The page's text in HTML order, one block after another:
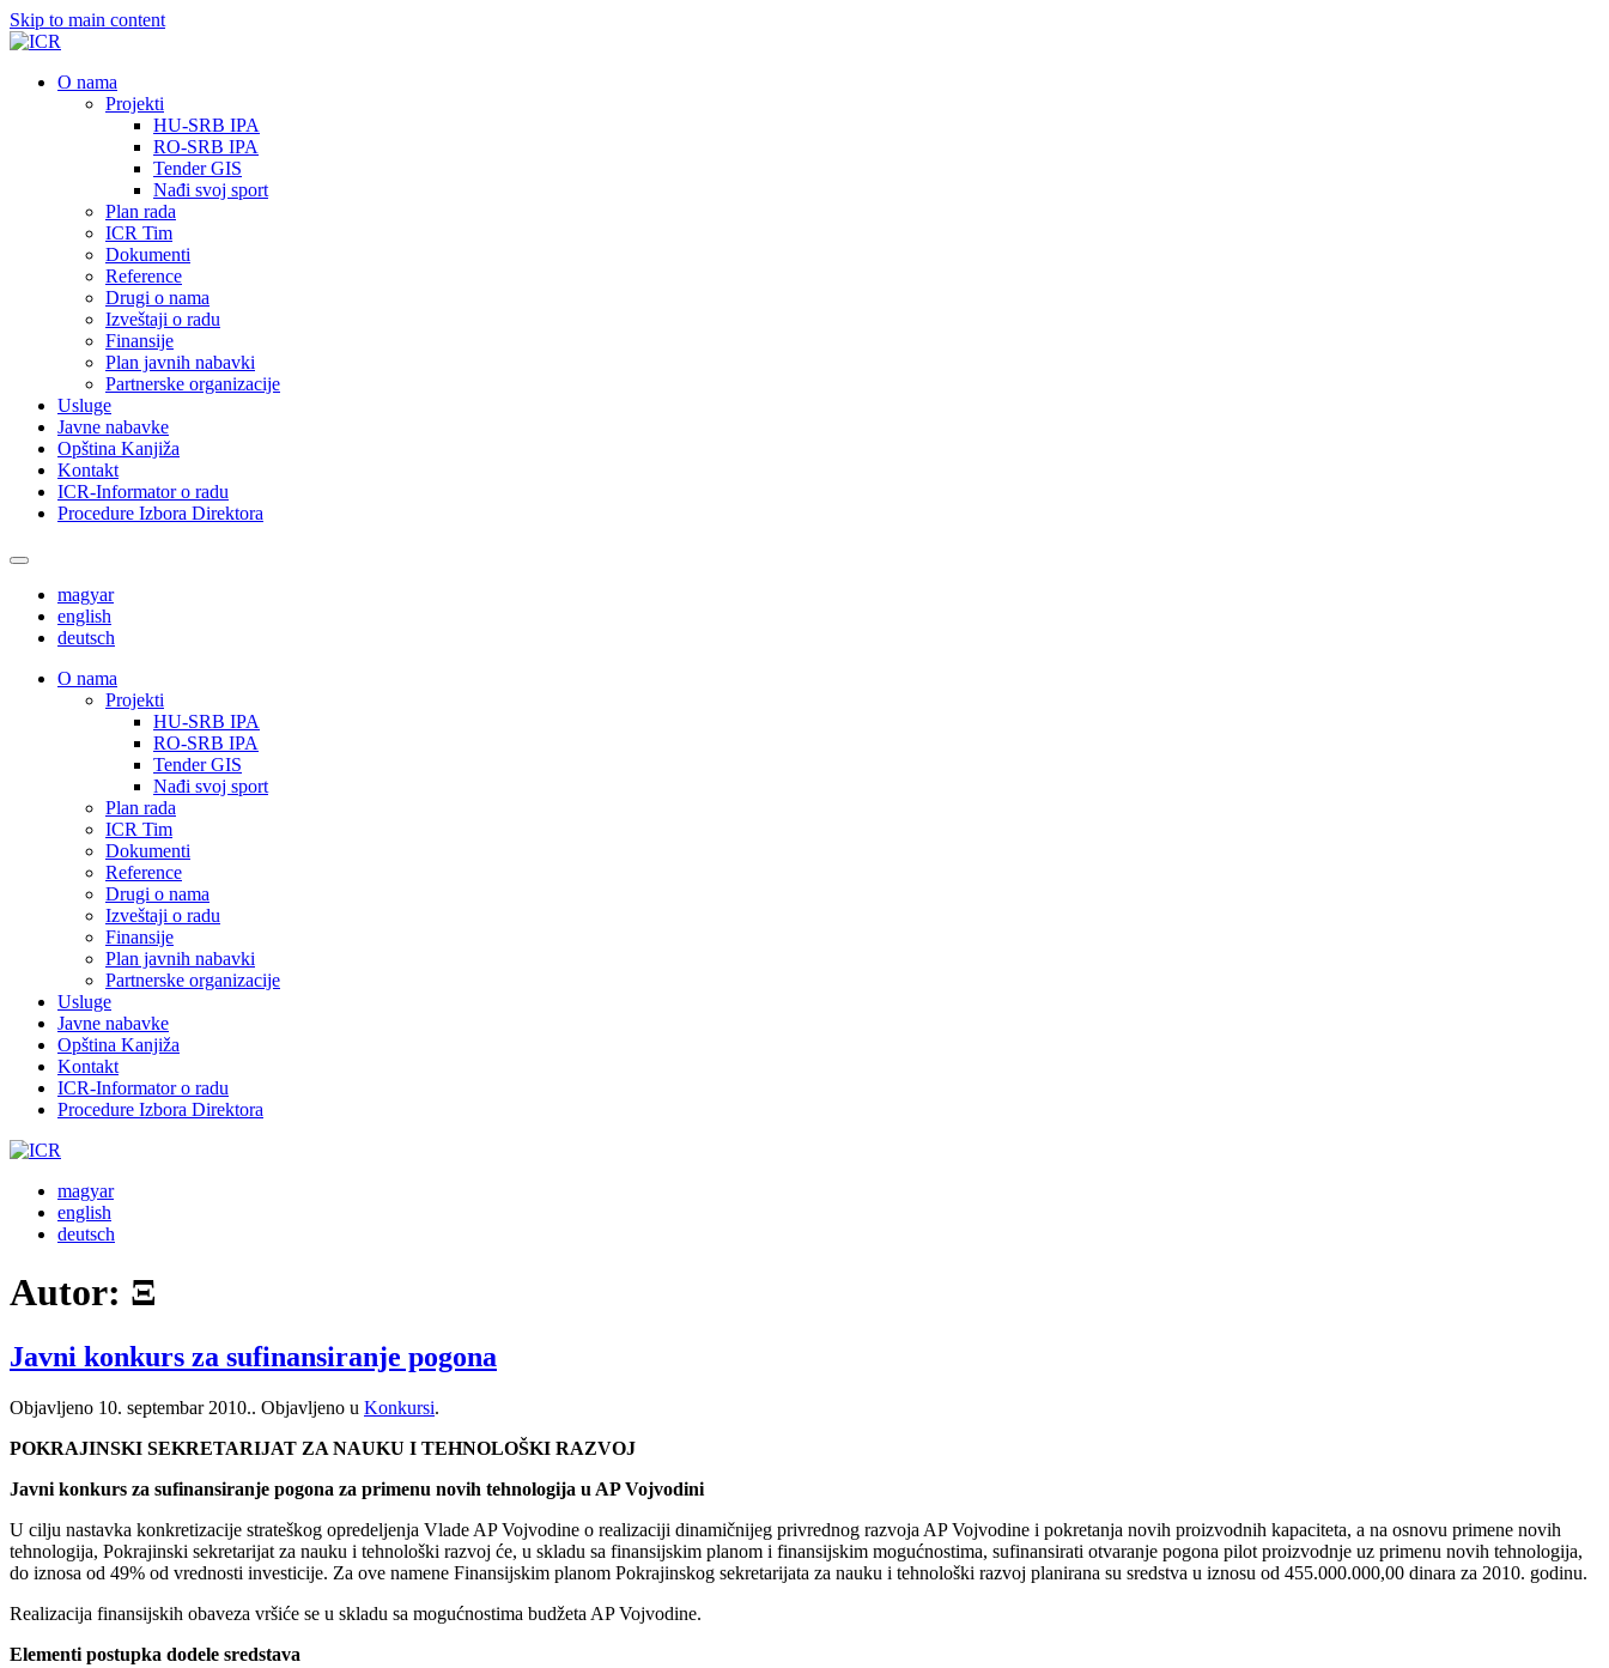
Skip to main content
О nama
Projekti
HU-SRB IPA
RO-SRB IPA
Tender GIS
Nađi svoj sport
Plan rada
ICR Tim
Dokumenti
Reference
Drugi o nama
Izveštaji o radu
Finansije
Plan javnih nabavki
Partnerske organizacije
Usluge
Javne nabavke
Opština Kanjiža
Kontakt
ICR-Informator o radu
Procedure Izbora Direktora
magyar
english
deutsch
О nama
Projekti
HU-SRB IPA
RO-SRB IPA
Tender GIS
Nađi svoj sport
Plan rada
ICR Tim
Dokumenti
Reference
Drugi o nama
Izveštaji o radu
Finansije
Plan javnih nabavki
Partnerske organizacije
Usluge
Javne nabavke
Opština Kanjiža
Kontakt
ICR-Informator o radu
Procedure Izbora Direktora
magyar
english
deutsch
Autor: Ξ
Javni konkurs za sufinansiranje pogona
Objavljeno 10. septembar 2010.. Objavljeno u Konkursi.
POKRAJINSKI SEKRETARIJAT ZA NAUKU I TEHNOLOŠKI RAZVOJ
Javni konkurs za sufinansiranje pogona za primenu novih tehnologija u AP Vojvodini
U cilju nastavka konkretizacije strateškog opredeljenja Vlade AP Vojvodine o realizaciji dinamičnijeg privrednog razvoja AP Vojvodine i pokretanja novih proizvodnih kapaciteta, a na osnovu primene novih
tehnologija, Pokrajinski sekretarijat za nauku i tehnološki razvoj će, u skladu sa finansijskim planom i finansijskim mogućnostima, sufinansirati otvaranje pogona pilot proizvodnje uz primenu novih tehnologija,
do iznosa od 49% od vrednosti investicije. Za ove namene Finansijskim planom Pokrajinskog sekretarijata za nauku i tehnološki razvoj planirana su sredstva u iznosu od 455.000.000,00 dinara za 2010. godinu.
Realizacija finansijskih obaveza vršiće se u skladu sa mogućnostima budžeta AP Vojvodine.
Elementi postupka dodele sredstava